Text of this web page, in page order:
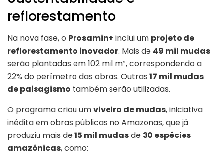
reflorestamento
Na nova fase, o Prosamin+ inclui um projeto de
reflorestamento inovador. Mais de 49 mil mudas
serão plantadas em 102 mil m², correspondendo a
22% do perímetro das obras. Outras 17 mil mudas
de paisagismo também serão utilizadas.
O programa criou umviveiro de mudas, iniciativa
inédita em obras públicas no Amazonas, que já
produziu mais de15 mil mudasde 30 espécies
amazônicas, como: